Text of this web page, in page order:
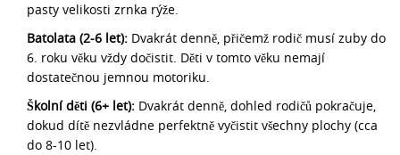
pasty velikosti zrnka rýže.
Batolata (2-6 let): Dvakrát denně, přičemž rodič musí zuby do
6. roku věku vždy dočistit. Děti v tomto věku nemají
dostatečnou jemnou motoriku.
Školní děti (6+ let): Dvakrát denně, dohled rodičů pokračuje,
dokud dítě nezvládne perfektně vyčistit všechny plochy (cca
do 8-10 let).